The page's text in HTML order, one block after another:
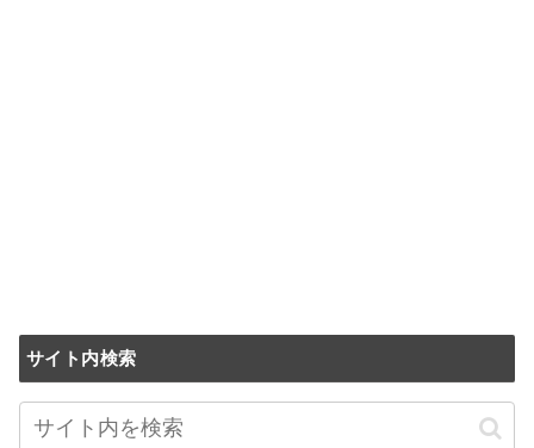
サイト内検索